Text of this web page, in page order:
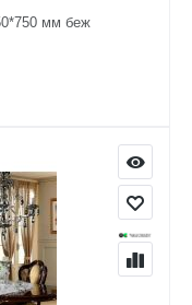
мм беж